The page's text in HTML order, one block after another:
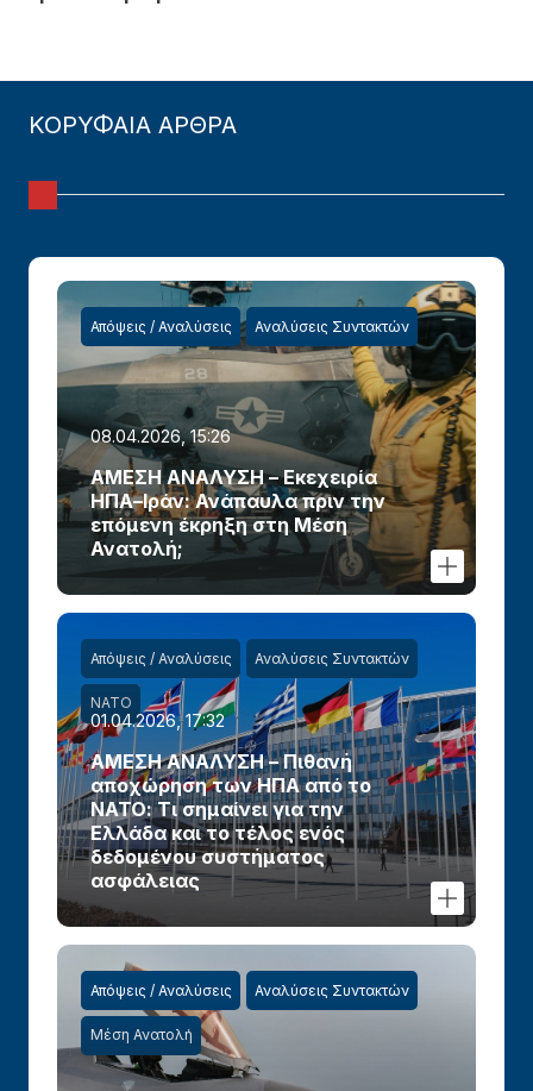
ΚΟΡΥΦΑΙΑ ΑΡΘΡΑ
Απόψεις / Αναλύσεις Αναλύσεις Συντακτών
08.04.2026, 15:26
ΑΜΕΣΗ ΑΝΑΛΥΣΗ – Εκεχειρία
ΗΠΑ–Ιράν: Ανάπαυλα πριν την
επόμενη έκρηξη στη Μέση
Ανατολή;
Απόψεις / Αναλύσεις Αναλύσεις Συντακτών
ΝΑΤΟ
01.04.2026, 17:32
ΑΜΕΣΗ ΑΝΑΛΥΣΗ – Πιθανή
αποχώρηση των ΗΠΑ από το
ΝΑΤΟ: Τι σημαίνει για την
Ελλάδα και το τέλος ενός
δεδομένου συστήματος
ασφάλειας
Απόψεις / Αναλύσεις Αναλύσεις Συντακτών
Μέση Ανατολή